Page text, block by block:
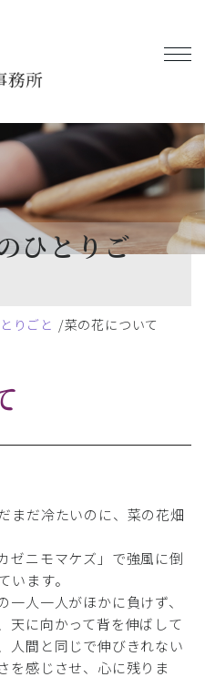
ひとりご
りごと 菜の花について
まだ冷たいのに、菜の花畑
ゼニモマケズ」で強風に倒
います。
人一人がほかに負けず、
天に向かって背を伸ばして
人間と同じで伸びきれない
を感じさせ、心に残りま